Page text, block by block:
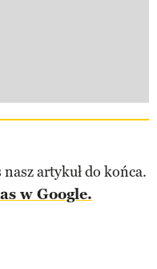
artykuł do końca.
w Google.